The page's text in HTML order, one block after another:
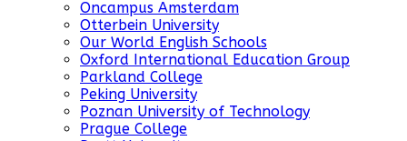
Oncampus Amsterdam
Otterbein University
Our World English Schools
Oxford International Education Group
Parkland College
Peking University
Poznan University of Technology
Prague College